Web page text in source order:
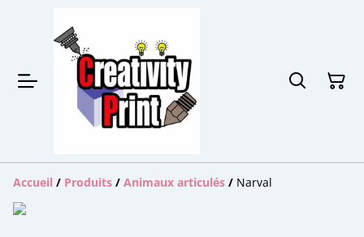
Accueil / Produits / Animaux articulés / Narval